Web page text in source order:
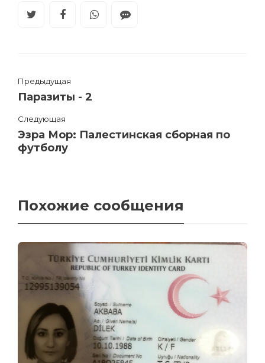
Предыдущая
Паразиты - 2
Следующая
Эзра Мор: Палестинская сборная по
футболу
Похожие сообщения